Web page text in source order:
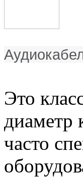
Это
диаметр
часто